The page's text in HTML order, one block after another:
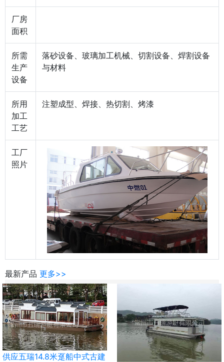
厂房
面积
所需
生产
设备
落砂设备、玻璃加工机械、切割设备、焊割设备
与材料
所用
加工
工艺
注塑成型、焊接、热切割、烤漆
工厂
照片
最新产品 更多>>
供应五瑞14.8米趸船中式古建